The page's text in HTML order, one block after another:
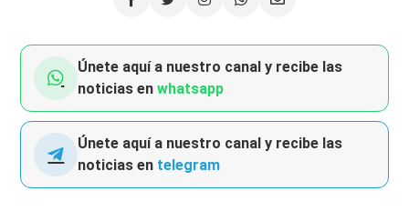
Únete aquí a nuestro canal y recibe las
noticias enwhatsapp
Únete aquí a nuestro canal y recibe las
noticias en telegram